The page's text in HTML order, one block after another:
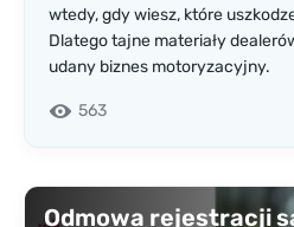
wtedy, gdy wiesz, które
Dlatego tajne materiały
udany biznes motoryzacyjny.
563
Odmowa rejestracji